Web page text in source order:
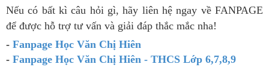
Nếu có bất kì câu hỏi gì, hãy liên hệ ngay về FANPAGE
để được hỗ trợ tư vấn và giải đáp thắc mắc nha!
- Fanpage Học Văn Chị Hiên
- Fanpage Học Văn Chị Hiên - THCS Lớp 6,7,8,9